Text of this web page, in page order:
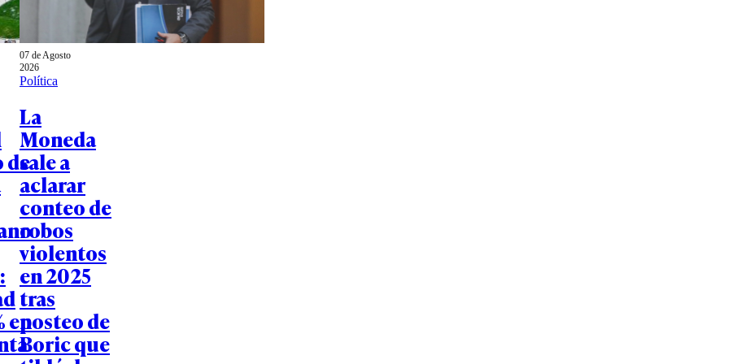
de
en
07 de Agosto
2026
Política
La
Moneda
sale a
aclarar
conteo de
robos
violentos
en 2025
tras
posteo de
Boric que